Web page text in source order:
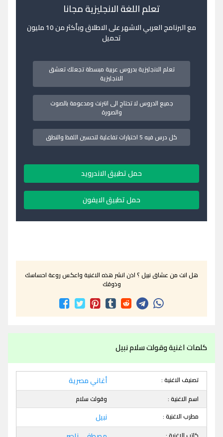
تعلم اللغة الانجليزية مجانا
مع البرنامج العربي الاشهر على الاطلاق وبأكثر من 10 مليون
تحميل
تعلم الانجليزية بدروس عربية مبسطة تجعلك تعشق
الانجليزية
جميع الدروس لا تحتاج الى انترنت ومدعومة بالصوت
والصورة
كل درس فيه 5 اختبارات تفاعلية لتحسين اللفظ والنطق
حمل تطبيق الاندرويد
حمل تطبيق الايفون
هل انت من عشاق نبيل ؟ اذن انشر هذه الاغنية واعكس روعة احساسك
وذوقك
كلمات اغنية وقولت سلام نبيل
تصنيف الاغنية : أغاني مصرية
اسم الاغنية :
وقولت سلام
مطرب الاغنية :
نبيل